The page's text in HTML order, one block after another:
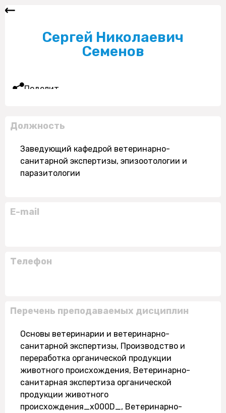
Сергей Николаевич
Семенов
Поделиться
Должность
Заведующий кафедрой ветеринарно-
санитарной экспертизы, эпизоотологии и
паразитологии
E-mail
Телефон
Перечень преподаваемых дисциплин
Основы ветеринарии и ветеринарно-
санитарной экспертизы, Производство и
переработка органической продукции
животного происхождения, Ветеринарно-
санитарная экспертиза органической
продукции животного
происхождения_x000D_, Ветеринарно-